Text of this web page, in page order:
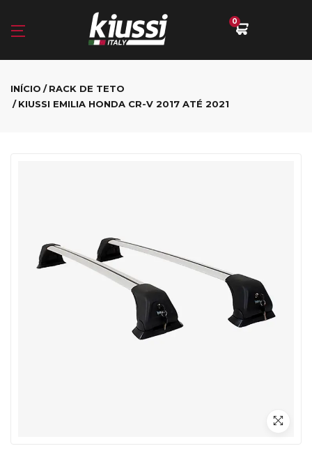
0
INÍCIO
RACK DE TETO
KIUSSI EMILIA HONDA CR-V 2017 ATÉ 2021